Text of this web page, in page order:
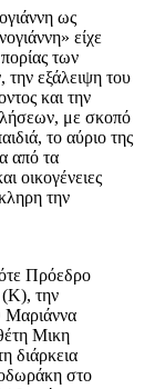
ως
είχε
των
εξάλειψη του
και την
με σκοπό
το αύριο της
από τα
οικογένειες
την
Πρόεδρο
την
Μαριάννα
Μικη
διάρκεια
στο